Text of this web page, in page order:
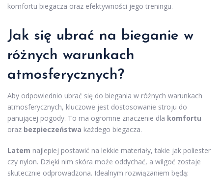
komfortu biegacza oraz efektywności jego treningu.
Jak się ubrać na bieganie w
różnych warunkach
atmosferycznych?
Aby odpowiednio ubrać się do biegania w różnych warunkach
atmosferycznych, kluczowe jest dostosowanie stroju do
panującej pogody. To ma ogromne znaczenie dla komfortu
oraz bezpieczeństwa każdego biegacza.
Latem najlepiej postawić na lekkie materiały, takie jak poliester
czy nylon. Dzięki nim skóra może oddychać, a wilgoć zostaje
skutecznie odprowadzona. Idealnym rozwiązaniem będą: